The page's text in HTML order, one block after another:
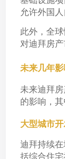
允许外国
此外，全
对迪拜房产
未来几年
未来迪拜
的影响，
大型城市
迪拜持续
括综合住宅